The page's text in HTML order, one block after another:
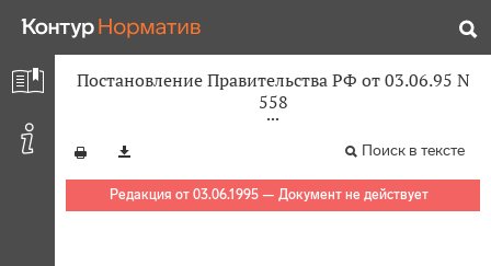
Постановление Правительства РФ от 03.06.95 N
558
Поиск в тексте
Редакция от 03.06.1995 — Документ не действует